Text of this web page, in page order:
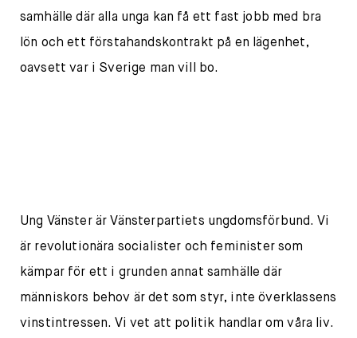
samhälle där alla unga kan få ett fast jobb med bra
lön och ett förstahandskontrakt på en lägenhet,
oavsett var i Sverige man vill bo.
Ung Vänster är Vänsterpartiets ungdomsförbund. Vi
är revolutionära socialister och feminister som
kämpar för ett i grunden annat samhälle där
människors behov är det som styr, inte överklassens
vinstintressen. Vi vet att politik handlar om våra liv.